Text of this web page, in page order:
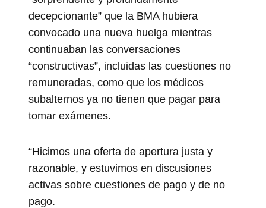
decepcionante” que la BMA hubiera
convocado una nueva huelga mientras
continuaban las conversaciones
“constructivas”, incluidas las cuestiones no
remuneradas, como que los médicos
subalternos ya no tienen que pagar para
tomar exámenes.
“Hicimos una oferta de apertura justa y
razonable, y estuvimos en discusiones
activas sobre cuestiones de pago y de no
pago.